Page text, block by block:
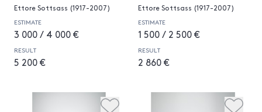
Ettore Sottsass (1917-2007)
ESTIMATE
3 000 / 4 000 €
RESULT
5 200 €
Ettore Sottsass (1917-2007)
ESTIMATE
1 500 / 2 500 €
RESULT
2 860 €